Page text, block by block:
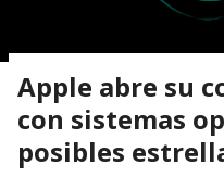
Apple abre su
con sistemas
posibles